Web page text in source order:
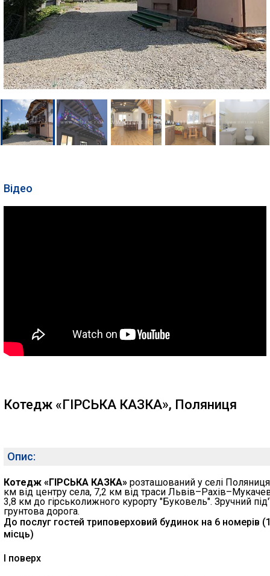
Відео
Котедж «ГІРСЬКА КАЗКА», Поляниця
Опис:
Котедж «ГІРСЬКА КАЗКА» розташований у селі
км від центру села, 7,2 км від траси
3,8 км до гірськолижного курорту "Буковель". Зручний
грунтова дорога.
До послуг гостей триповерховий будинок на 6 номерів
місць)
I поверх